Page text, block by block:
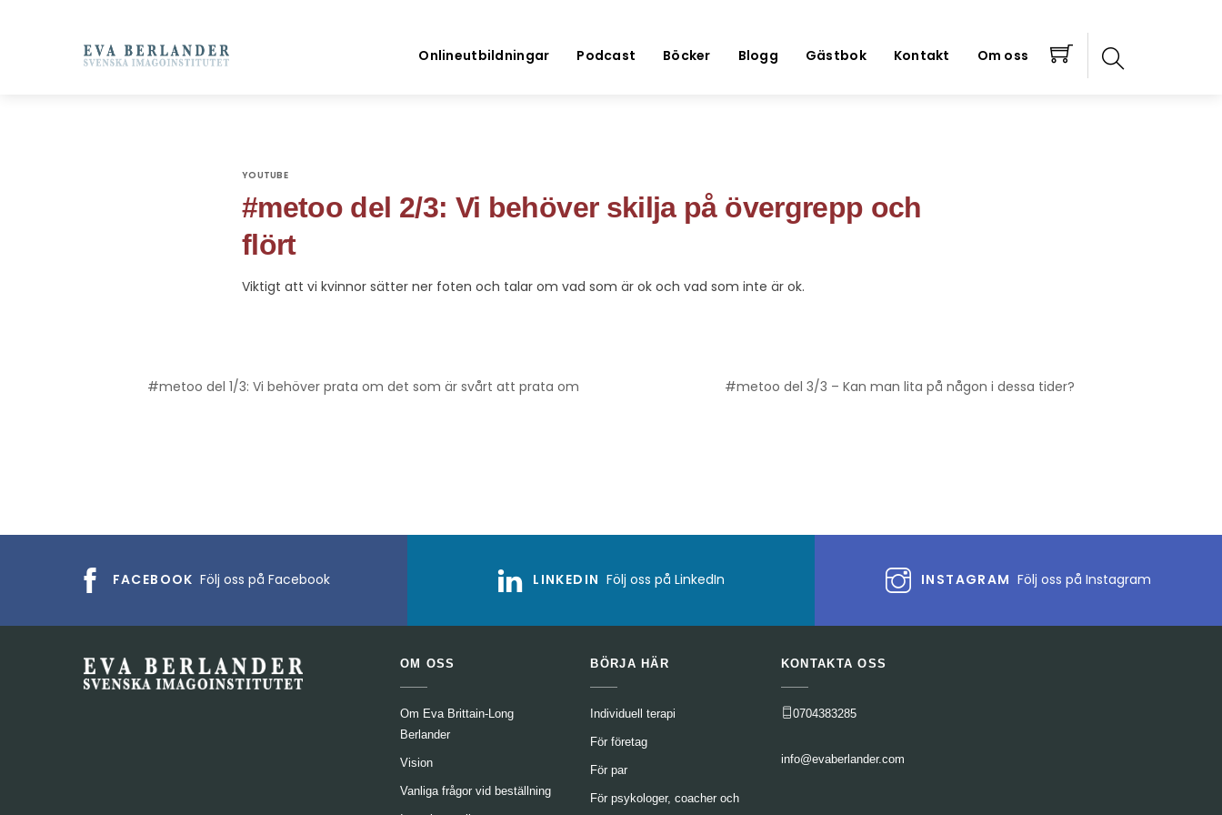
Onlineutbildningar Podcast Böcker Blogg Gästbok Kontakt Om oss
YOUTUBE
#metoo del 2/3: Vi behöver skilja på övergrepp och
flört
Viktigt att vi kvinnor sätter ner foten och talar om vad som är ok och vad som inte är ok.
#metoo del 1/3: Vi behöver prata om det som är svårt att prata om #metoo del 3/3 – Kan man lita på någon i dessa tider?
FACEBOOK Följ oss på Facebook LINKEDIN Följ oss på LinkedIn INSTAGRAM Följ oss på Instagram
OM OSS
Om Eva Brittain-Long
Berlander
Vision
Vanliga frågor vid beställning
BÖRJA HÄR
Individuell terapi
För företag
För par
För psykologer, coacher och
KONTAKTA OSS
0704383285
info@evaberlander.com